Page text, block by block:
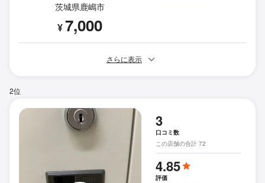
茨城県鹿嶋市
¥7,000
さらに表示
2位
3
口コミ数
この店舗の合計 72
4.85
評価